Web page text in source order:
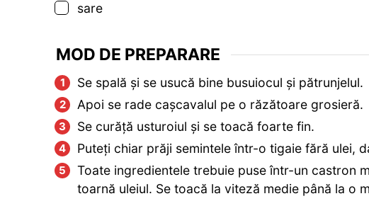
▢
sare
MOD DE PREPARARE
Se spală și se usucă bine busuiocul și pătrunjelul.
Apoi se rade cașcavalul pe o răzătoare grosieră.
Se curăță usturoiul și se toacă foarte fin.
Puteți chiar prăji semintele într-o tigaie fără ulei,
Toate ingredientele trebuie puse într-un castron
toarnă uleiul. Se toacă la viteză medie până la o